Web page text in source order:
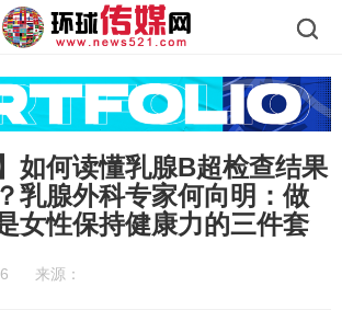
如何读懂乳腺B超检查结果
乳腺外科专家何向明：做
女性保持健康力的三件套
来源：